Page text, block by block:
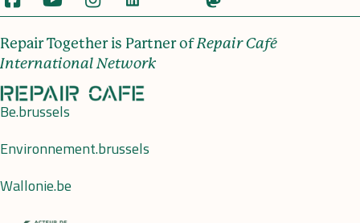
Repair Together is Partner ofRepair Café
International Network
Be.brussels
Environnement.brussels
Wallonie.be